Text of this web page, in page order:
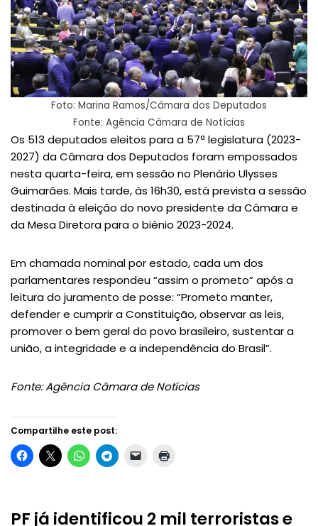
Foto: Marina Ramos/Câmara dos Deputados
Fonte: Agência Câmara de Notícias
Os 513 deputados eleitos para a 57ª legislatura (2023-
2027) da Câmara dos Deputados foram empossados
nesta quarta-feira, em sessão no Plenário Ulysses
Guimarães. Mais tarde, às 16h30, está prevista a sessão
destinada à eleição do novo presidente da Câmara e
da Mesa Diretora para o biênio 2023-2024.
Em chamada nominal por estado, cada um dos
parlamentares respondeu “assim o prometo” após a
leitura do juramento de posse: “Prometo manter,
defender e cumprir a Constituição, observar as leis,
promover o bem geral do povo brasileiro, sustentar a
união, a integridade e a independência do Brasil”.
Fonte: Agência Câmara de Notícias
Compartilhe este post:
PF já identificou 2 mil terroristas e